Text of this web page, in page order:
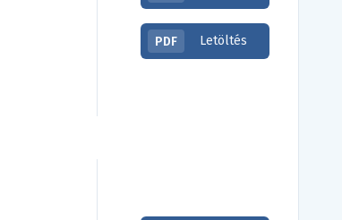
PDF Letöltés